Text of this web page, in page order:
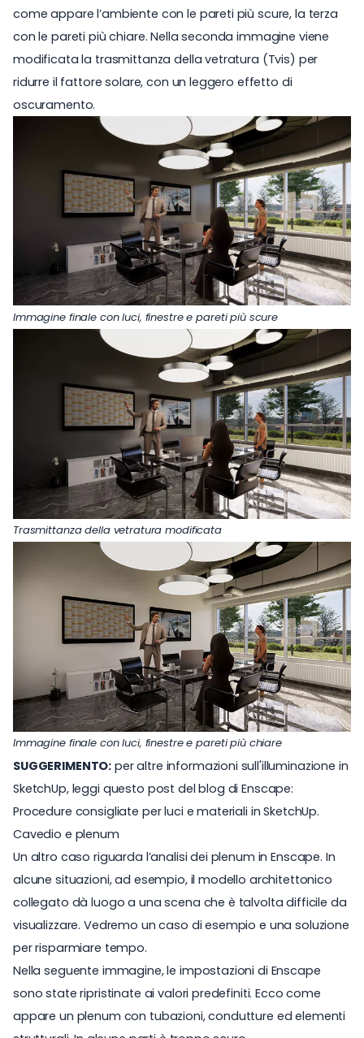
come appare l’ambiente con le pareti più scure, la terza
con le pareti più chiare. Nella seconda immagine viene
modificata la trasmittanza della vetratura (Tvis) per
ridurre il fattore solare, con un leggero effetto di
oscuramento.
Immagine finale con luci, finestre e pareti più scure
Trasmittanza della vetratura modificata
Immagine finale con luci, finestre e pareti più chiare
SUGGERIMENTO: per altre informazioni sull'illuminazione in
SketchUp, leggi questo post del blog di Enscape:
Procedure consigliate per luci e materiali in SketchUp.
Cavedio e plenum
Un altro caso riguarda l’analisi dei plenum in Enscape. In
alcune situazioni, ad esempio, il modello architettonico
collegato dà luogo a una scena che è talvolta difficile da
visualizzare. Vedremo un caso di esempio e una soluzione
per risparmiare tempo.
Nella seguente immagine, le impostazioni di Enscape
sono state ripristinate ai valori predefiniti. Ecco come
appare un plenum con tubazioni, condutture ed elementi